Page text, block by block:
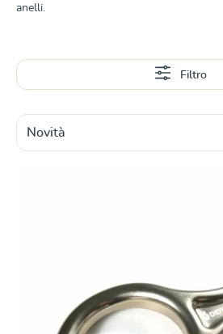
anelli.
Scopri di più
Filtro